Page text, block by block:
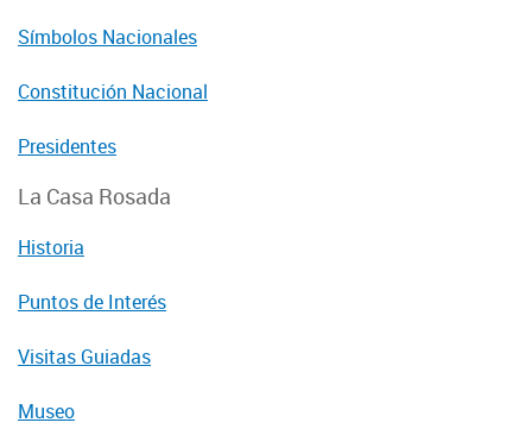
Símbolos Nacionales
Constitución Nacional
Presidentes
La Casa Rosada
Historia
Puntos de Interés
Visitas Guiadas
Museo